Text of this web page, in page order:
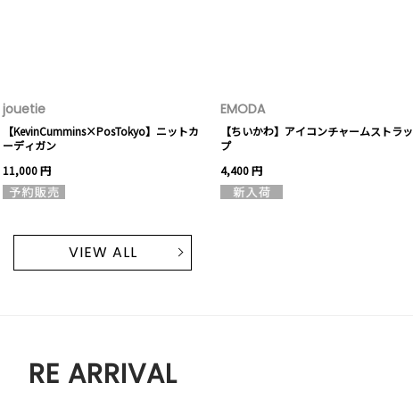
jouetie
【KevinCummins×PosTokyo】ニットカ
ーディガン
11,000 円
EMODA
【ちいかわ】アイコンチャームストラッ
プ
4,400 円
VIEW ALL
RE ARRIVAL